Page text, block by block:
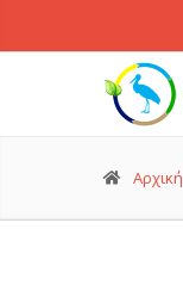
Αρχική